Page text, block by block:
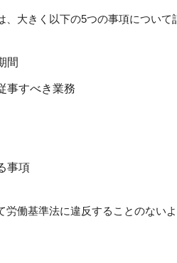
、大きく以下の5つの事項につい
間
事すべき業務
事項
労働基準法に違反することのない